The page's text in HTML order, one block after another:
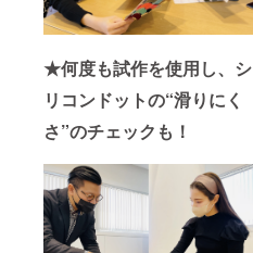
★何度も試作を使用し、シ
リコンドットの“滑りにく
さ”のチェックも！